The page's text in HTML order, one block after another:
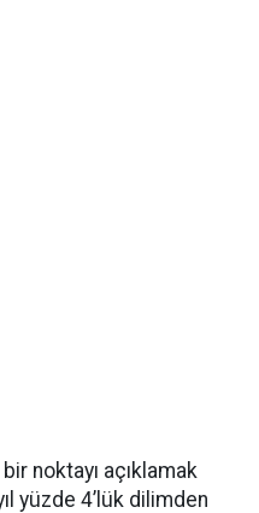
noktayı açıklamak
yüzde 4’lük dilimden